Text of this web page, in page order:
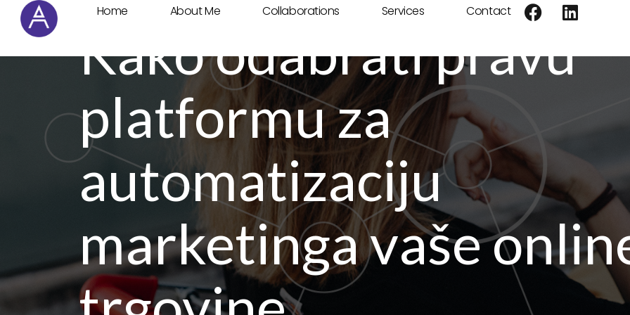
Cookie Settings Home About Me Collaborations Services Contact
Kako odabrati pravu
platformu za
automatizaciju
marketinga vaše